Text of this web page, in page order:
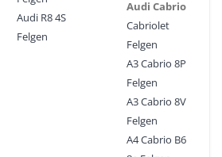
Audi R8 4S
Felgen
Audi Cabrio
Cabriolet
Felgen
A3 Cabrio 8P
Felgen
A3 Cabrio 8V
Felgen
A4 Cabrio B6